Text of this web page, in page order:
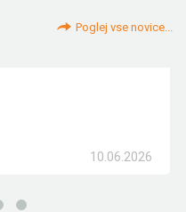
Poglej vse novice...
10.06.2026